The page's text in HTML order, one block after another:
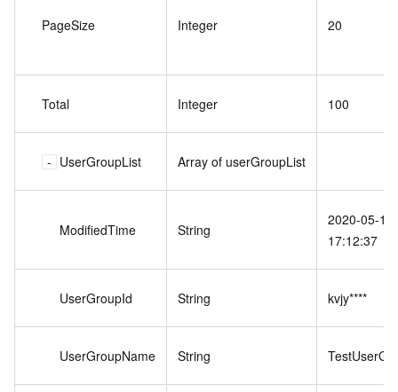
PageSize Integer 20
Total Integer 100
UserGroupList Array of userGroupList
ModifiedTime String
2020-05-12
17:12:37
UserGroupId String kvjy****
UserGroupName String